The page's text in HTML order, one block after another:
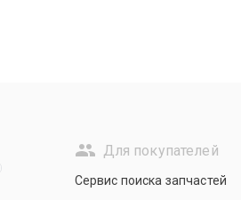
Для покупателей
Сервис поиска запчастей